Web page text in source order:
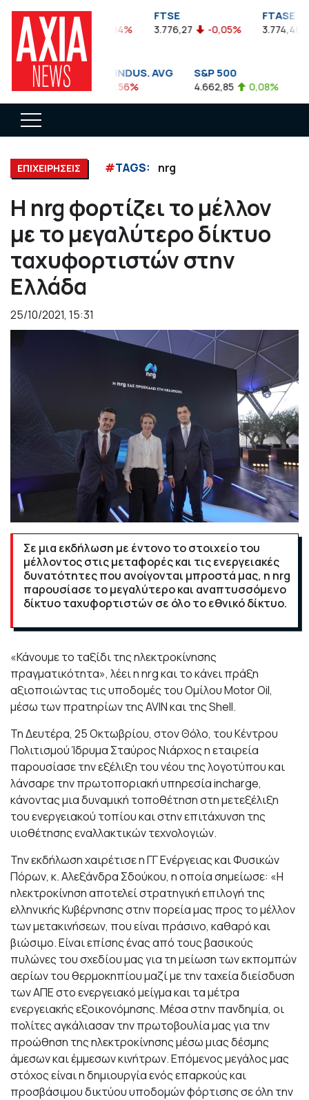
FTSEA
899,47 -0,04%
FTSE
3.776,27 -0,05%
FTASE
3.774,48
DOW JONES INDUS. AVG
35.911,81 -0,56%
S&P 500
4.662,85 0,08%
ΕΠΙΧΕΙΡΗΣΕΙΣ #TAGS: nrg
Η nrg φορτίζει το μέλλον
με το μεγαλύτερο δίκτυο
ταχυφορτιστών στην
Ελλάδα
25/10/2021, 15:31
Σε μια εκδήλωση με έντονο το στοιχείο του
μέλλοντος στις μεταφορές και τις ενεργειακές
δυνατότητες που ανοίγονται μπροστά μας, η nrg
παρουσίασε το μεγαλύτερο και αναπτυσσόμενο
δίκτυο ταχυφορτιστών σε όλο το εθνικό δίκτυο.
«Κάνουμε το ταξίδι της ηλεκτροκίνησης
πραγματικότητα», λέει η nrg και το κάνει πράξη
αξιοποιώντας τις υποδομές του Ομίλου Motor Oil,
μέσω των πρατηρίων της AVIN και της Shell.
Τη Δευτέρα, 25 Οκτωβρίου, στον Θόλο, του Κέντρου
Πολιτισμού Ίδρυμα Σταύρος Νιάρχος η εταιρεία
παρουσίασε την εξέλιξη του νέου της λογοτύπου και
λάνσαρε την πρωτοποριακή υπηρεσία incharge,
κάνοντας μια δυναμική τοποθέτηση στη μετεξέλιξη
του ενεργειακού τοπίου και στην επιτάχυνση της
υιοθέτησης εναλλακτικών τεχνολογιών.
Την εκδήλωση χαιρέτισε η ΓΓ Ενέργειας και Φυσικών
Πόρων, κ. Αλεξάνδρα Σδούκου, η οποία σημείωσε: «Η
ηλεκτροκίνηση αποτελεί στρατηγική επιλογή της
ελληνικής Κυβέρνησης στην πορεία μας προς το μέλλον
των μετακινήσεων, που είναι πράσινο, καθαρό και
βιώσιμο. Είναι επίσης ένας από τους βασικούς
πυλώνες του σχεδίου μας για τη μείωση των εκπομπών
αερίων του θερμοκηπίου μαζί με την ταχεία διείσδυση
των ΑΠΕ στο ενεργειακό μείγμα και τα μέτρα
ενεργειακής εξοικονόμησης. Μέσα στην πανδημία, οι
πολίτες αγκάλιασαν την πρωτοβουλία μας για την
προώθηση της ηλεκτροκίνησης μέσω μιας δέσμης
άμεσων και έμμεσων κινήτρων. Επόμενος μεγάλος μας
στόχος είναι η δημιουργία ενός επαρκούς και
προσβάσιμου δικτύου υποδομών φόρτισης σε όλη την